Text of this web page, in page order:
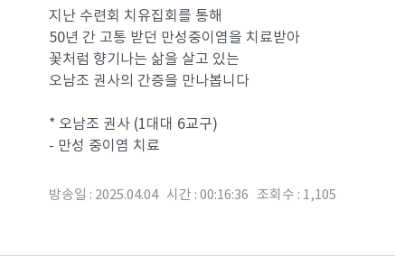
지난 수련회 치유집회를 통해
50년 간 고통 받던 만성중이염을 치료받아
꽃처럼 향기나는 삶을 살고 있는
오남조 권사의 간증을 만나봅니다
* 오남조 권사 (1대대 6교구)
- 만성 중이염 치료
방송일 : 2025.04.04 시간 : 00:16:36 조회수 : 1,105